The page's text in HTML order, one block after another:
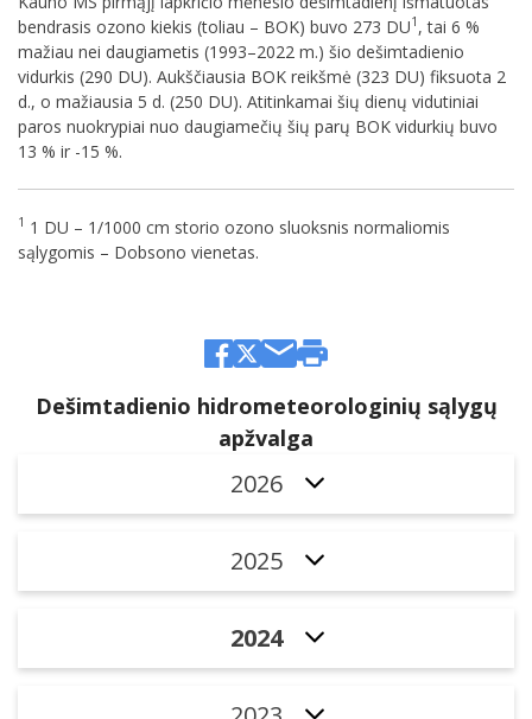
Dešimtadienio hidrometeorologinių sąlygų
apžvalga
2026
2025
2024
bendrasis ozono kiekis (toliau – BOK) buvo 273 DU1 , tai 6 %
mažiau nei daugiametis (1993–2022 m.) šio dešimtadienio
vidurkis (290 DU). Aukščiausia BOK reikšmė (323 DU) fiksuota 2
d., o mažiausia 5 d. (250 DU). Atitinkamai šių dienų vidutiniai
paros nuokrypiai nuo daugiamečių šių parų BOK vidurkių buvo
13 % ir -15 %.
1 1 DU – 1/1000 cm storio ozono sluoksnis normaliomis
sąlygomis – Dobsono vienetas.